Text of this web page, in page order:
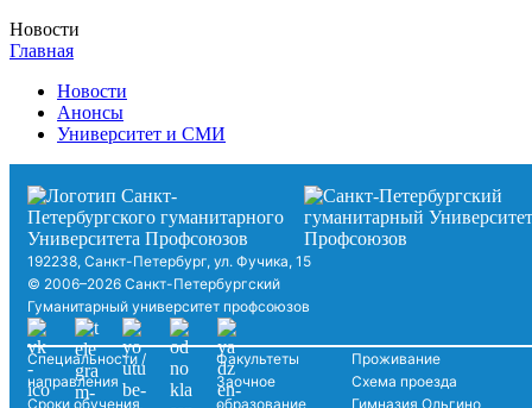
Новости
Главная
Новости
Анонсы
Университет и СМИ
192238, Санкт-Петербург, ул. Фучика, 15
© 2006–2026 Санкт-Петербургский
Гуманитарный университет профсоюзов
Специальности /
направления
Сроки обучения
Факультеты
Заочное
образование
Проживание
Схема проезда
Гимназия Ольгино